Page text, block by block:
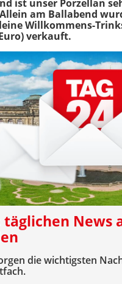
ist unser Porzellan
am Ballabend
Willkommens-
verkauft.
täglichen News
die wichtigsten